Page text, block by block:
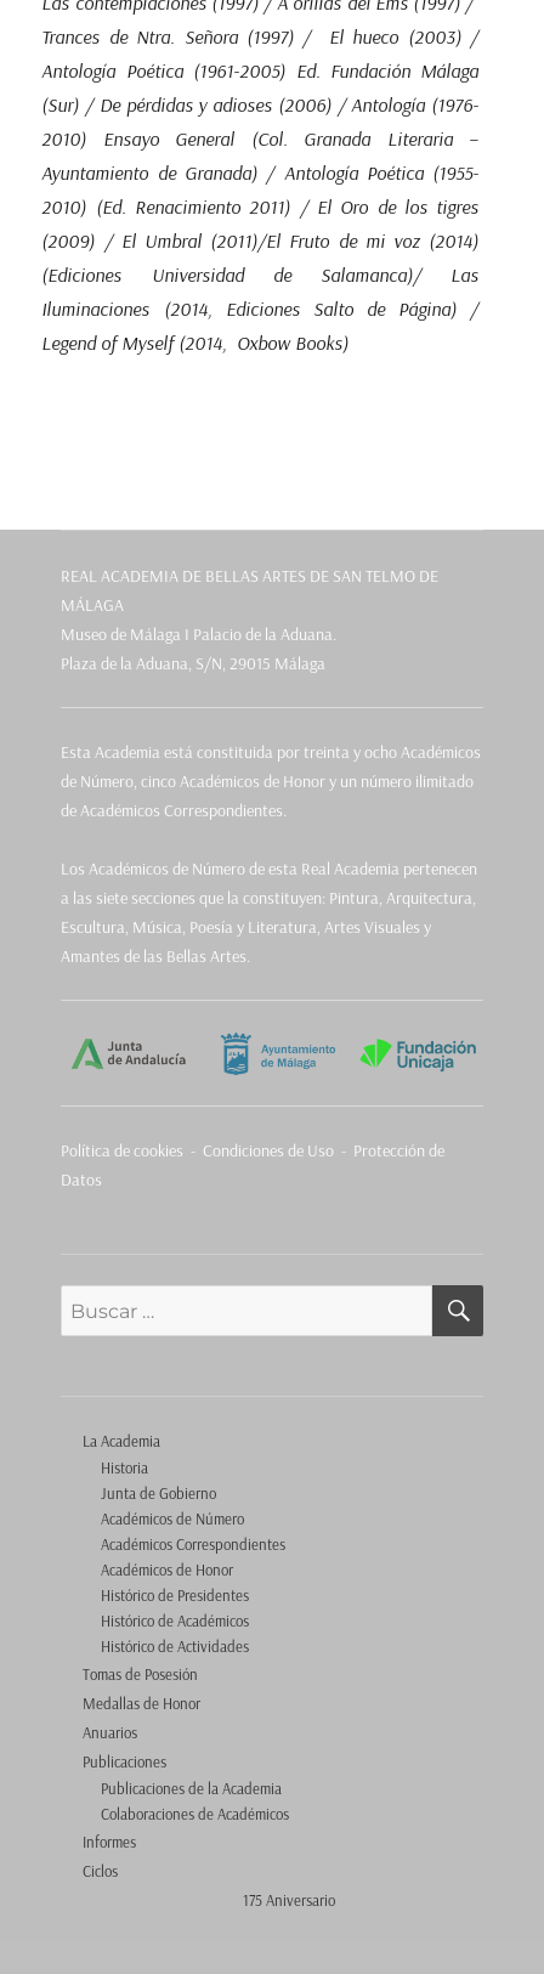
Trances de Ntra. Señora (1997) / El hueco (2003) /
Antología Poética (1961-2005) Ed. Fundación Málaga
(Sur) / De pérdidas y adioses (2006) / Antología (1976-
2010) Ensayo General (Col. Granada Literaria –
Ayuntamiento de Granada) / Antología Poética (1955-
2010) (Ed. Renacimiento 2011) / El Oro de los tigres
(2009) / El Umbral (2011)/El Fruto de mi voz (2014)
(Ediciones Universidad de Salamanca)/ Las
Iluminaciones (2014, Ediciones Salto de Página) /
Legend of Myself (2014, Oxbow Books)
REAL ACADEMIA DE BELLAS ARTES DE SAN TELMO DE
MÁLAGA
Museo de Málaga I Palacio de la Aduana.
Plaza de la Aduana, S/N, 29015 Málaga
Esta Academia está constituida por treinta y ocho Académicos
de Número, cinco Académicos de Honor y un número ilimitado
de Académicos Correspondientes.
Los Académicos de Número de esta Real Academia pertenecen
a las siete secciones que la constituyen: Pintura, Arquitectura,
Escultura, Música, Poesía y Literatura, Artes Visuales y
Amantes de las Bellas Artes.
Política de cookies - Condiciones de Uso - Protección de
Datos
Buscar
La Academia
Historia
Junta de Gobierno
Académicos de Número
Académicos Correspondientes
Académicos de Honor
Histórico de Presidentes
Histórico de Académicos
Histórico de Actividades
Tomas de Posesión
Medallas de Honor
Anuarios
Publicaciones
Publicaciones de la Academia
Colaboraciones de Académicos
Informes
Ciclos
175 Aniversario